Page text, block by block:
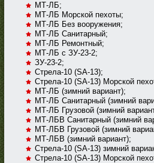
МТ-ЛБ;
МТ-ЛБ Морской пехоты;
МТ-ЛБ Без вооружения;
МТ-ЛБ Санитарный;
МТ-ЛБ Ремонтный;
МТ-ЛБ с ЗУ-23-2;
ЗУ-23-2;
Стрела-10 (SA-13);
Стрела-10 (SA-13) Морской
МТ-ЛБ (зимний вариант);
МТ-ЛБ Санитарный (зимний
МТ-ЛБ Грузовой (зимний
МТ-ЛБВ Санитарный (зимний
МТ-ЛБВ Грузовой (зимний
МТ-ЛБВ (зимний вариант);
Стрела-10 (SA-13) зимний
Стрела-10 (SA-13) Морской